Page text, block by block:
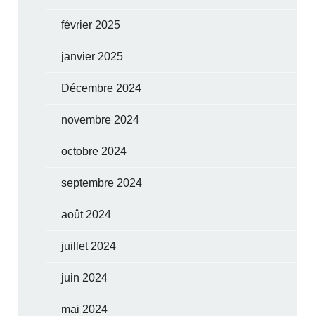
février 2025
janvier 2025
Décembre 2024
novembre 2024
octobre 2024
septembre 2024
août 2024
juillet 2024
juin 2024
mai 2024